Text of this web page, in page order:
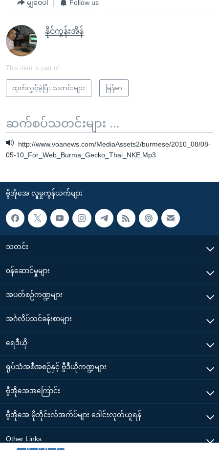
မျှဝေပါ Follow us
နိုင်ကွန်းအိန်
This item is part of
ထုတ်လွှင့်ခဲ့ပြီး သတင်းများ မြန်မာ
ဆက်စပ်သတင်းများ ...
http://www.voanews.com/MediaAssets2/burmese/2010_08/08-
05-10_For_Web_Burma_Gecko_Thai_NKE.Mp3
ဗွီအိုအေ လူမှုကွန်ယက်များ
သတင်း
၀န်ဆောင်မှုများ
အပတ်စဉ်ကဏ္ဍများ
အင်္ဂလိပ်သင်ခန်းစာများ
ရေဒီယို
ရုပ်သံအစီအစဉ်နှင့် ဗွီဒီယိုကဏ္ဍများ
ဗွီအိုအေအကြောင်း
ဗွီအိုအေ မိုဘိုင်းလ်အက်ပ်များ ဒေါင်းလုတ်ယူရန်
Other Links